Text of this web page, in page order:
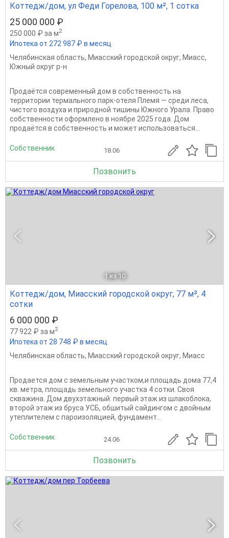
Коттедж/дом, ул Феди Горелова, 100 м², 1 сотка
25 000 000 ₽
250 000 ₽ за м2
Ипотека от 272 987 ₽ в месяц
Челябинская область, Миасский городской округ, Миасс,
Южный округ р-н
Продаётся современный дом в собственность на
территории термального парк-отеля Племя — среди леса,
чистого воздуха и природной тишины Южного Урала. Право
собственности оформлено в ноябре 2025 года. Дом
продаётся в собственность и может использоваться...
Собственник 18.06
Позвонить
1 из 10
Коттедж/дом, Миасский городской округ, 77 м², 4
сотки
6 000 000 ₽
77 922 ₽ за м2
Ипотека от 28 748 ₽ в месяц
Челябинская область, Миасский городской округ, Миасс
Продается дом с земельным участком,и площадь дома 77,4
кв. метра, площадь земельного участка 4 сотки. Своя
скважина. Дом двухэтажный: первый этаж из шлакоблока,
второй этаж из бруса УСБ, обшитый сайдингом с двойным
утеплителем с пароизоляцией, фундамент...
Собственник 24.06
Позвонить